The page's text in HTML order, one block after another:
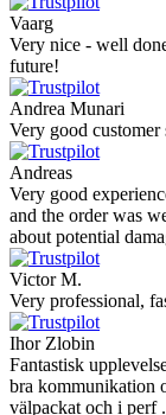
Vaarg
Very nice - well
future!
Andrea Munari
Very good
Andreas
Very good
and the order was
about potential
Victor M.
Very professional,
Ihor Zlobin
Fantastisk
bra kommunikation
välpackat och i perf